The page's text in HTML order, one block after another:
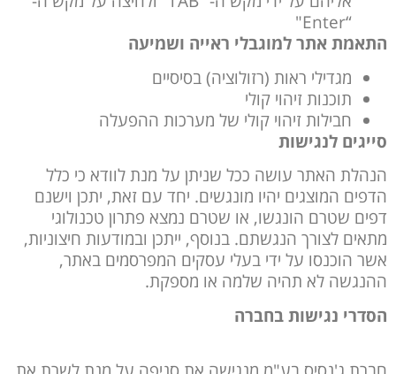
“Enter"
התאמת אתר למוגבלי ראייה ושמיעה
מגדילי ראות (רזולוציה) בסיסיים
תוכנות זיהוי קולי
חבילות זיהוי קולי של מערכות ההפעלה
סייגים לנגישות
הנהלת האתר עושה ככל שניתן על מנת לוודא כי כלל
הדפים המוצגים יהיו מונגשים. יחד עם זאת, יתכן וישנם
דפים שטרם הונגשו, או שטרם נמצא פתרון טכנולוגי
מתאים לצורך הנגשתם. בנוסף, ייתכן ובמודעות חיצוניות,
אשר הוכנסו על ידי בעלי עסקים המפרסמים באתר,
ההנגשה לא תהיה שלמה או מספקת.
הסדרי נגישות בחברה